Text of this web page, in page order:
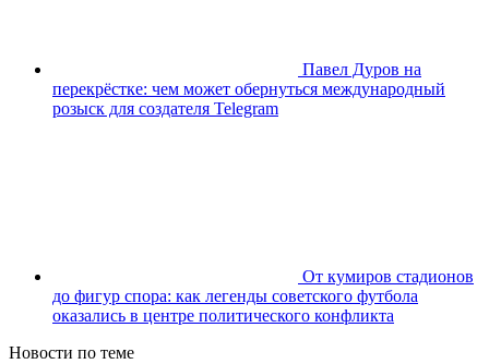
Павел Дуров на
перекрёстке: чем может обернуться международный
розыск для создателя Telegram
От кумиров стадионов
до фигур спора: как легенды советского футбола
оказались в центре политического конфликта
Новости по теме